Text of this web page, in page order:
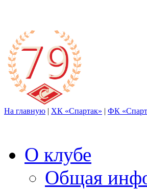
На главную | ХК «Спартак» | ФК
О клубе
Общая